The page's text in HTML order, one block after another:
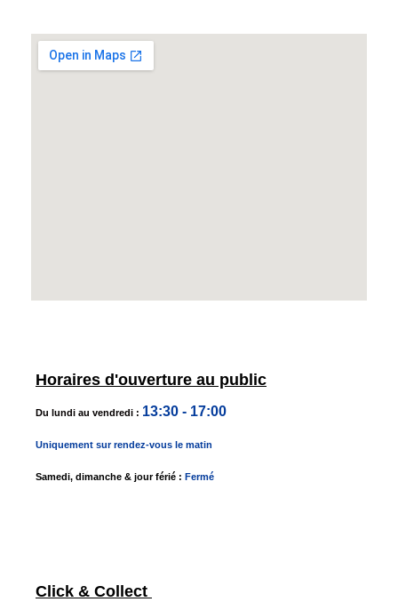
Horaires d'ouverture au public
Du lundi au vendredi : 13:30 - 17:00
Uniquement sur rendez-vous le matin
Samedi, dimanche & jour férié : Fermé
Click & Collect